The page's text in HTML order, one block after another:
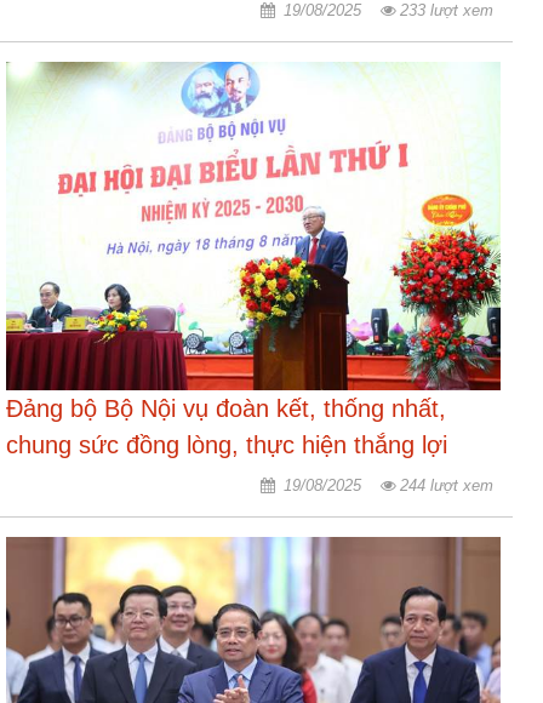
19/08/2025 233 lượt xem
Đảng bộ Bộ Nội vụ đoàn kết, thống nhất,
chung sức đồng lòng, thực hiện thắng lợi
những nhiệm vụ được giao19/08/2025 244 lượt xem